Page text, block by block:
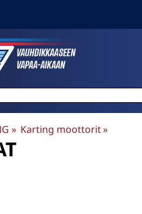
‪» Karting moottorit‪»